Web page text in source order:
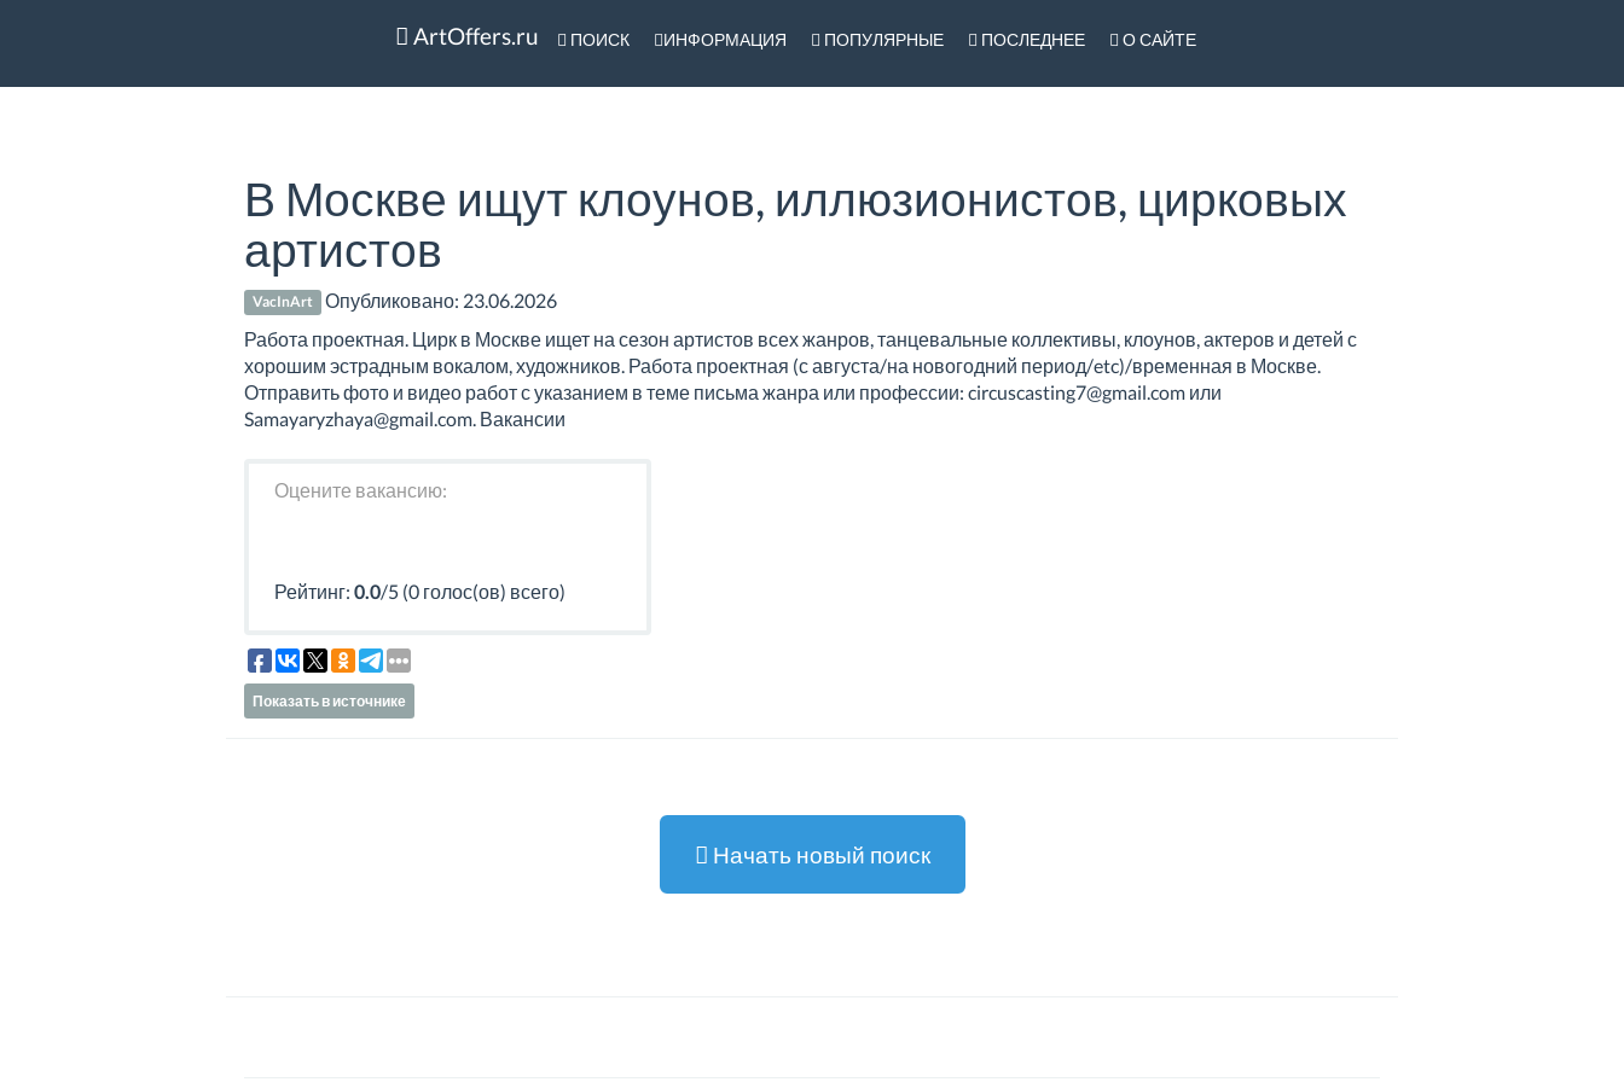
ArtOffers.ru ПОИСК ИНФОРМАЦИЯ ПОПУЛЯРНЫЕ ПОСЛЕДНЕЕ О САЙТЕ
В Москве ищут клоунов, иллюзионистов, цирковых
артистов
VacInArt Опубликовано: 23.06.2026
Работа проектная. Цирк в Москве ищет на сезон артистов всех жанров, танцевальные коллективы, клоунов, актеров и детей с
хорошим эстрадным вокалом, художников. Работа проектная (с августа/на новогодний период/etc)/временная в Москве.
Отправить фото и видео работ с указанием в теме письма жанра или профессии: circuscasting7@gmail.com или
Samayaryzhaya@gmail.com. Вакансии
Оцените вакансию:
Рейтинг: 0.0/5 (0 голос(ов) всего)
Показать в источнике
Начать новый поиск